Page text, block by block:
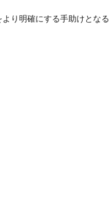
り明確にする手助けとなる